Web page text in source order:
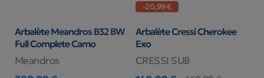
Arbalète Meandros B32 BW
Full Complete Camo
Meandros
-20,99 €
Arbalète Cressi Cherokee
Exo
CRESSI SUB